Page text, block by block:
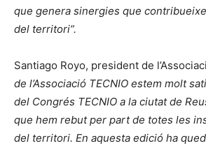
que genera sinergies que
del territori”.
Santiago Royo, president de
de l’Associació TECNIO estem molt
del Congrés TECNIO a la ciutat de
que hem rebut per part de totes les
del territori. En aquesta edició ha